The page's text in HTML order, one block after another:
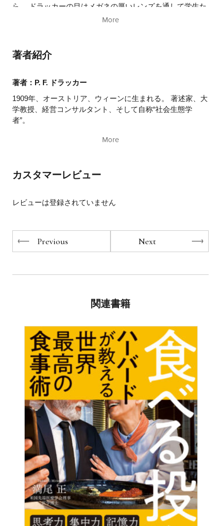
ら、 ドラッカーの目はメガネの厚いレンズを通して学生た
ちを見つめ、その学生の耳はドラッカーの一言一言に釘付
で、 「がらんとして殺風景な階段教室が心地よい空気に満
ちあふれた快適な居間に」変身する。
最高の経営思想家は、教室という限られた空間のなかでど
のようなことを伝えていたのでしょうか？
彼の講義を直接聞いた人々は、著作には表れないドラッカ
ーの新たな一面に遭遇しました。 本シリーズでは、1940年
代から永眠する直前まで、半世紀に及ぶドラッカーの講義
い。 通読すればきっと、70年前から一貫しながら少しずつ
変化するドラッカーの主張がはっきりと皆さんの中に浮か
や時代に即した考察にサプライズとさながら講義を読み進
いたテーマは何か？
こんな話は誰も教えてくれません。学校も、大学も……
ます――
【豪華推薦者陣】
ドラッカーが、半世紀前に初めて世に問いかけたそのこと
ばは、今でも当時とまったく変わらない輝きを放ってい
その価値は、今も、あしたも、10年後も50年後もそして
100年後も変わることはない。
『ビジョナリー・カンパニー』シリーズ著者 ジェーム
ズ･Ｃ・コリンズ
ドラッカーの幅広い思想とその対象となった歴史の流れの
両方を的確に凝縮している。
アメリカの最も偉大な思想家の奥深さと眼力の鋭さが読む
者に迫ってくる、わくわくする書物に仕上がった。
『モチベーション3.0』著者 ダニエル・Ｈ・ピンク
本書にとり上げられた講演や講義は、今でも、実際に本人
More
著者紹介
著者：P. F. ドラッカー
1909年、オーストリア、ウィーンに生まれる。 著述家、大
学教授、経営コンサルタント、そして自称“社会生態学
者”。
態系を観察して分析するのと同じような姿勢で行動した。
リック、ＩＢＭ、インテル、プロクター＆ギャンブル、米
多くのリーダーに直接影響を与えた。 サラ・ローレンス・
で教えたあと、最後の30年以上はクレアモント大学院大学
で教鞭をとった。
2002年、市民に与えられる最高の栄誉、自由勲章を受賞。
クレアモント大学院大学ドラッカー・インスティテュート
させる活動になっている。 「ブルームバーグ・ビジネスウ
ィーク」電子版に寄稿するコラムニストでもある。 マー
ク・アラックスとの共著The King of California:
J.G.Boswelland the Making of a Secret American Empire は
ベストセラーとなり、 「サンフランシスコ・クロニクル」
紙の2003 年最優秀書籍、「ロサンゼルス・タイムズ」紙の
年間最優秀ノンフィクション書籍のそれぞれ10 冊のうちの
１冊に選ばれたほか、 カリフォルニア図書賞やウィリア
ム・サロイヤン国際著作賞なども受賞している。 ドラッカ
ー・インスティテュート以前には、20 年間「ウォールスト
リート・ジャーナル」と「ロサンゼルス・タイムズ」紙で
新聞記者、編集者、コラムニストとして働いた経験があ
る。
訳者：宮本 喜一（みやもと よしかず）
ジャーナリスト、翻訳家。1948年奈良市生まれ。
71年一橋大社会学部、74年同経済学部卒業。同年ソニー株
More
カスタマーレビュー
レビューは登録されていません
Previous Next
関連書籍